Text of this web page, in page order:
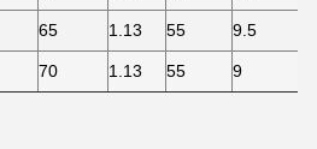
65 1.13 55 9.5
70 1.13 55 9